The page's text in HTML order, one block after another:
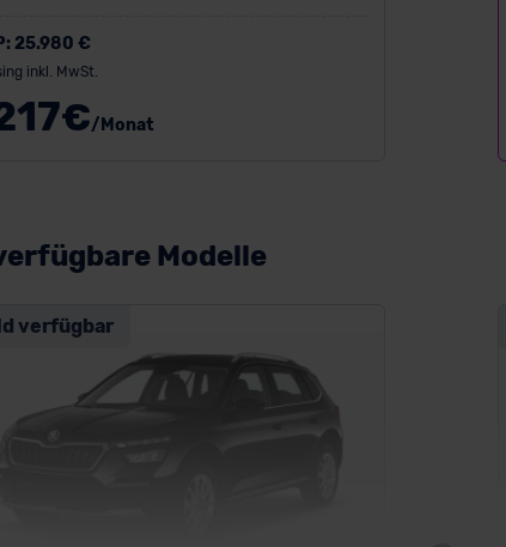
25.980 €
inkl. MwSt.
€/Monat
Modelle
verfügbar